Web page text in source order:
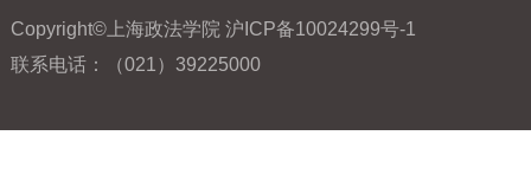
Copyright©上海政法学院 沪ICP备10024299号-1
联系电话：（021）39225000